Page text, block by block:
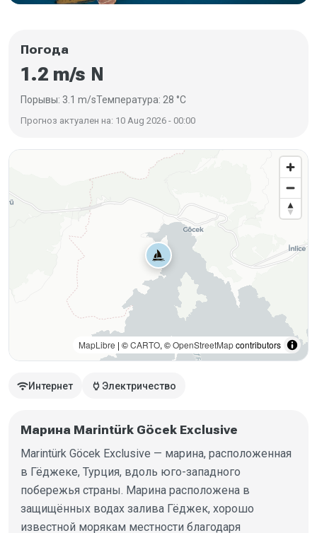
wifiИнтернет power Электричество
Марина Marintürk Göcek Exclusive
Marintürk Göcek Exclusive — марина, расположенная
в Гёджеке, Турция, вдоль юго-западного
побережья страны. Марина расположена в
защищённых водах залива Гёджек, хорошо
известной морякам местности благодаря
Погода
1.2 m/s N
Порывы: 3.1 m/sТемпература: 28 °C
Прогноз актуален на: 10 Aug 2026 - 00:00
MapLibre | ©CARTO, ©OpenStreetMapcontributors